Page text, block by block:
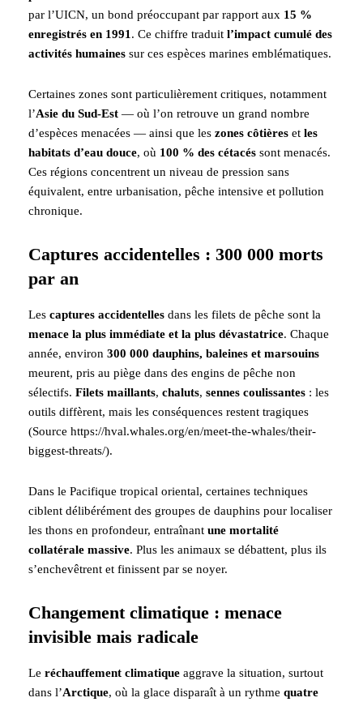
par l’UICN, un bond préoccupant par rapport aux 15 %
enregistrés en 1991. Ce chiffre traduit l’impact cumulé des
activités humaines sur ces espèces marines emblématiques.
Certaines zones sont particulièrement critiques, notamment
l’Asie du Sud-Est — où l’on retrouve un grand nombre
d’espèces menacées — ainsi que les zones côtières et les
habitats d’eau douce, où 100 % des cétacés sont menacés.
Ces régions concentrent un niveau de pression sans
équivalent, entre urbanisation, pêche intensive et pollution
chronique.
Captures accidentelles : 300 000 morts
par an
Les captures accidentelles dans les filets de pêche sont la
menace la plus immédiate et la plus dévastatrice. Chaque
année, environ 300 000 dauphins, baleines et marsouins
meurent, pris au piège dans des engins de pêche non
sélectifs. Filets maillants, chaluts, sennes coulissantes : les
outils diffèrent, mais les conséquences restent tragiques
(Source https://hval.whales.org/en/meet-the-whales/their-
biggest-threats/).
Dans le Pacifique tropical oriental, certaines techniques
ciblent délibérément des groupes de dauphins pour localiser
les thons en profondeur, entraînant une mortalité
collatérale massive. Plus les animaux se débattent, plus ils
s’enchevêtrent et finissent par se noyer.
Changement climatique : menace
invisible mais radicale
Le réchauffement climatique aggrave la situation, surtout
dans l’Arctique, où la glace disparaît à un rythme quatre